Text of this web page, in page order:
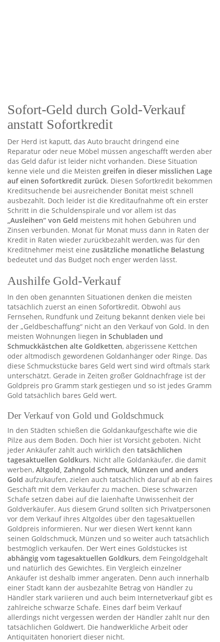
Sofort-Geld durch Gold-Verkauf
anstatt Sofortkredit
Der Herd ist kaputt, das Auto braucht dringend eine
Reparatur oder neue Möbel müssen angeschafft werden aber
das Geld dafür ist leider nicht vorhanden. Diese Situation
kenne viele und die Meisten greifen in dieser misslichen Lage
auf einen Sofortkredit zurück. Diesen Sofortkredit bekommen
Kreditsuchende bei ausreichender Bonität meist schnell
ausbezahlt. Doch leider ist die Kreditaufnahme oft ein erster
Schritt in die Schuldenspirale und vor allem ist das
„Ausleihen“ von Geld meistens mit hohen Gebühren und
Zinsen verbunden. Monat für Monat muss dann in Raten der
Kredit in Raten wieder zurückbezahlt werden, was für den
Kreditnehmer meist eine zusätzliche monatliche Belastung
bedeutet und das Budget noch enger werden lässt.
Aushilfe Gold-Verkauf
In den oben genannten Situationen denken die meisten
tatsächlich zuerst an einen Sofortkredit. Obwohl aus
Fernsehen, Rundfunk und Zeitung bekannt denken viele bei
der „Geldbeschaffung“ nicht an den Verkauf von Gold. In den
meisten Wohnungen liegen in Schubladen und
Schmuckkästchen alte Goldketten, abgerissene Kettchen
oder altmodisch gewordenen Goldanhänger oder Ringe. Das
diese Schmuckstücke bares Geld wert sind wird oftmals stark
unterschätzt. Gerade in Zeiten großer Goldnachfrage ist der
Goldpreis pro Gramm stark gestiegen und so ist jedes Gramm
Gold tatsächlich bares Geld wert.
Der Verkauf von Gold und Goldschmuck
In den Städten schießen die Goldankaufgeschäfte wie die
Pilze aus dem Boden. Doch hier ist Vorsicht geboten. Nicht
jeder Ankäufer zahlt auch wirklich den tatsächlichen
tagesaktuellen Goldkurs. Nicht alle Goldankäufer, die damit
werben, Altgold, Zahngold Schmuck, Münzen und anders
Gold aufzukaufen, zielen auch tatsächlich darauf ab ein faires
Geschäft mit dem Verkäufer zu machen. Diese schwarzen
Schafe setzen dabei auf die laienhafte Unwissenheit der
Goldverkäufer. Aus diesem Grund sollten sich Privatpersonen
vor dem Verkauf ihres Altgoldes über den tagesaktuellen
Goldpreis informieren. Nur wer diesen Wert kennt kann
seinen Goldschmuck, Münzen und so weiter auch tatsächlich
bestmöglich verkaufen. Der Wert eines Goldstückes ist
abhängig vom tagesaktuellen Goldkurs, dem Feingoldgehalt
und natürlich des Gewichtes. Ein Vergleich einzelner
Ankäufer ist deshalb immer angeraten. Denn auch innerhalb
einer Stadt kann der ausbezahlte Betrag von Händler zu
Händler stark variieren und auch beim Internetverkauf gibt es
zahlreiche schwarze Schafe. Eines darf beim Verkauf
allerdings nicht vergessen werden der Händler zahlt nur den
tatsächlichen Goldwert. Die handwerkliche Arbeit oder
Antiquitäten honoriert dieser nicht.